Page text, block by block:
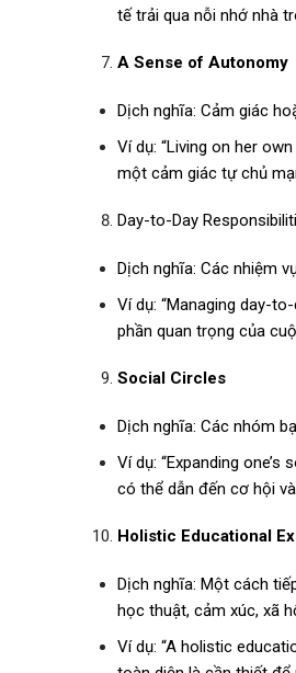
tế trải qua nỗi nhớ nhà
A Sense of Autonomy
Dịch nghĩa: Cảm giác
Ví dụ: “Living on her
một cảm giác tự chủ
Day-to-Day
Dịch nghĩa: Các nhiệm
Ví dụ: “Managing day-
phần quan trọng của
Social Circles
Dịch nghĩa: Các nhóm
Ví dụ: “Expanding
có thể dẫn đến cơ hội
Holistic Educational
Dịch nghĩa: Một cách
học thuật, cảm xúc, xã
Ví dụ: “A holistic